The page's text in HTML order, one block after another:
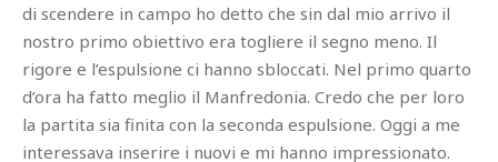
di scendere in campo ho detto che sin dal mio arrivo il
nostro primo obiettivo era togliere il segno meno. Il
rigore e l’espulsione ci hanno sbloccati. Nel primo quarto
d’ora ha fatto meglio il Manfredonia. Credo che per loro
la partita sia finita con la seconda espulsione. Oggi a me
interessava inserire i nuovi e mi hanno impressionato.